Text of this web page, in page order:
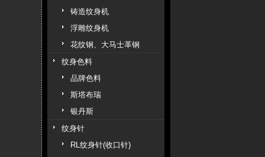
铸造纹身机
浮雕纹身机
花纹钢、大马士革钢
纹身色料
品牌色料
斯塔布瑞
银丹斯
纹身针
RL纹身针(收口针)